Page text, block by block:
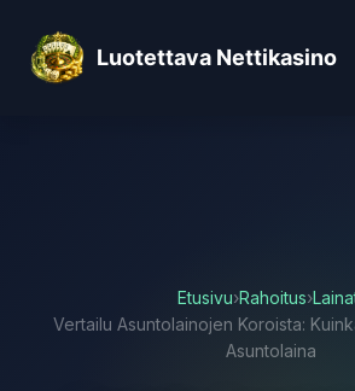
Luotettava Nettikasino
Etusivu›Rahoitus›
Vertailu Asuntolainojen Koroista:
Asuntolaina